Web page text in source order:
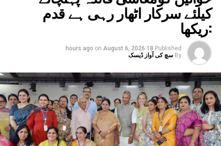
کیلئے سرکار اٹھار رہی ہے قدم
:ریکھا
Published
18 hours ago
on August 6, 2026
By سچ کی آواز ڈیسک